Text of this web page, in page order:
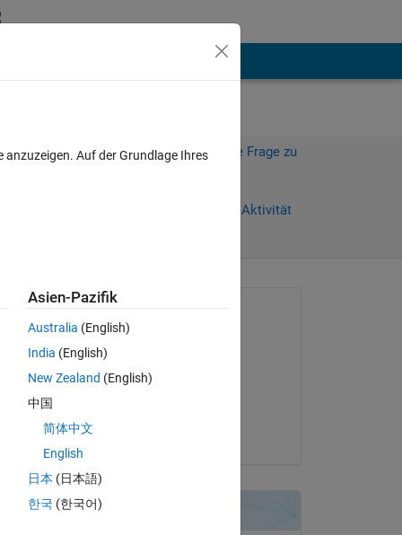
Melden Sie sich an, um diese Frage zu
Anmelden, um Aktivität
Tarik Razak
am 5 Feb. 2012
am 15 Okt. 2021
Auf der Grundlage Ihres
Asien-Pazifik
Australia (English)
India (English)
New Zealand (English)
中国
简体中文
English
日本 (日本語)
한국 (한국어)